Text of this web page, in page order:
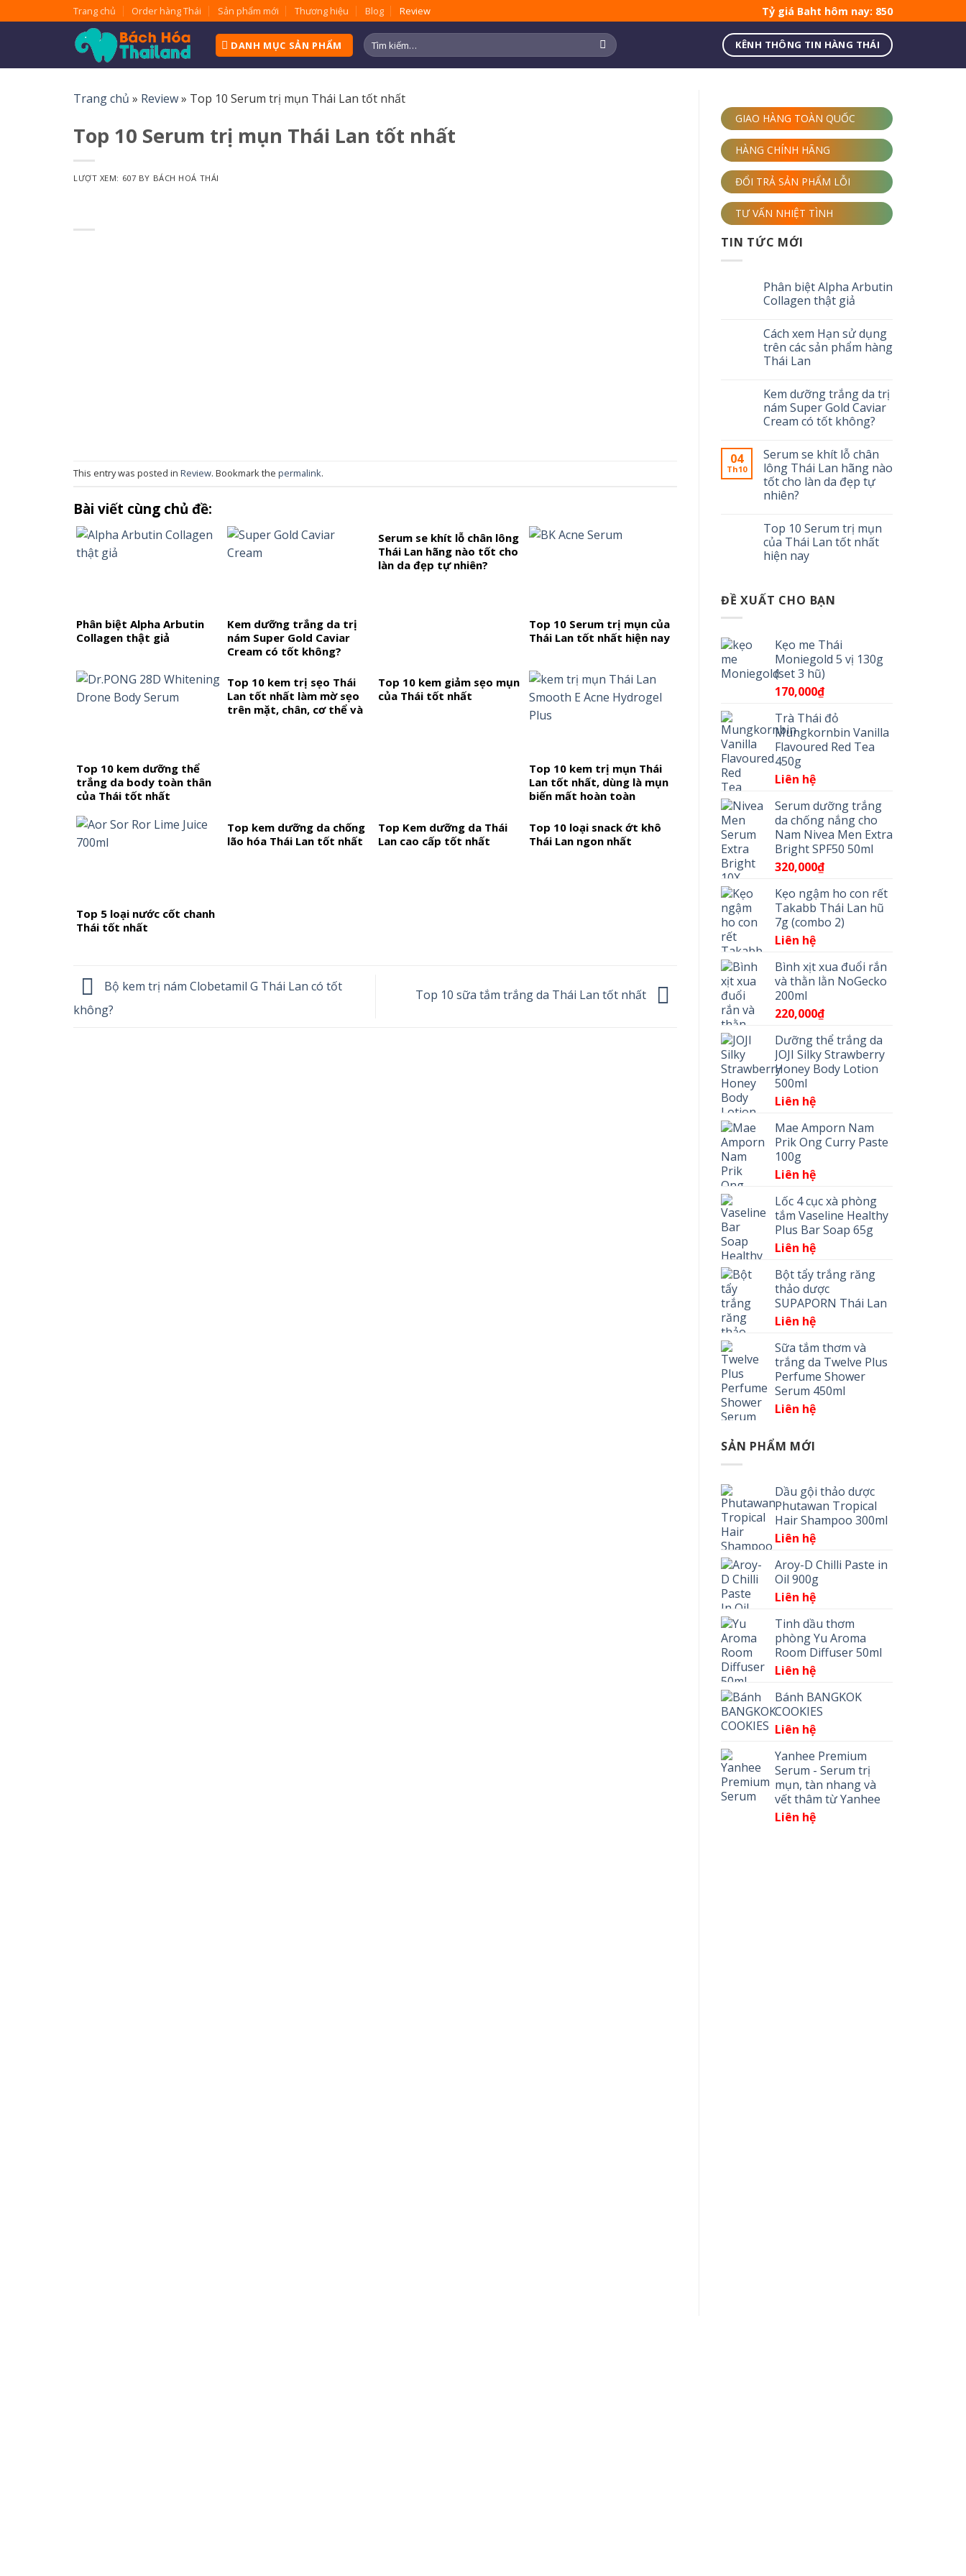
to
Trang chủ Order hàng Thái Sản phẩm mới Thương hiệu Blog Review Tỷ giá Baht hôm nay: 850
DANH MỤC SẢN PHẨM
Tìm
kiếm:
KÊNH THÔNG TIN HÀNG THÁI
Trang chủ » Review» Top 10 Serum trị mụn Thái Lan tốt nhất
Top 10 Serum trị mụn Thái Lan tốt nhất
LƯỢT XEM: 607 BY BÁCH HOÁ THÁI
This entry was posted in Review. Bookmark the permalink.
Bài viết cùng chủ đề:
Phân biệt Alpha Arbutin
Collagen thật giả
Kem dưỡng trắng da trị
nám Super Gold Caviar
Cream có tốt không?
Serum se khít lỗ chân lông
Thái Lan hãng nào tốt cho
làn da đẹp tự nhiên?
Top 10 Serum trị mụn của
Thái Lan tốt nhất hiện nay
Top 10 kem dưỡng thể
trắng da body toàn thân
của Thái tốt nhất
Top 10 kem trị sẹo Thái
Lan tốt nhất làm mờ sẹo
trên mặt, chân, cơ thể và
Top 10 kem giảm sẹo mụn
của Thái tốt nhất
Top 10 kem trị mụn Thái
Lan tốt nhất, dùng là mụn
biến mất hoàn toàn
Top 5 loại nước cốt chanh
Thái tốt nhất
Top kem dưỡng da chống
lão hóa Thái Lan tốt nhất
Top Kem dưỡng da Thái
Lan cao cấp tốt nhất
Top 10 loại snack ớt khô
Thái Lan ngon nhất
Bộ kem trị nám Clobetamil G Thái Lan có tốt
không?
Top 10 sữa tắm trắng da Thái Lan tốt nhất
GIAO HÀNG TOÀN QUỐC
HÀNG CHÍNH HÃNG
ĐỔI TRẢ SẢN PHẨM LỖI
TƯ VẤN NHIỆT TÌNH
TIN TỨC MỚI
Phân biệt Alpha Arbutin
Collagen thật giả
Cách xem Hạn sử dụng
trên các sản phẩm hàng
Thái Lan
Kem dưỡng trắng da trị
nám Super Gold Caviar
Cream có tốt không?
04
Th10
Serum se khít lỗ chân
lông Thái Lan hãng nào
tốt cho làn da đẹp tự
nhiên?
Top 10 Serum trị mụn
của Thái Lan tốt nhất
hiện nay
ĐỀ XUẤT CHO BẠN
Kẹo me Thái
Moniegold 5 vị 130g
(set 3 hũ)
170,000₫
Trà Thái đỏ
Mungkornbin Vanilla
Flavoured Red Tea
450g
Liên hệ
Serum dưỡng trắng
da chống nắng cho
Nam Nivea Men Extra
Bright SPF50 50ml
320,000₫
Kẹo ngậm ho con rết
Takabb Thái Lan hũ
7g (combo 2)
Liên hệ
Bình xịt xua đuổi rắn
và thằn lằn NoGecko
200ml
220,000₫
Dưỡng thể trắng da
JOJI Silky Strawberry
Honey Body Lotion
500ml
Liên hệ
Mae Amporn Nam
Prik Ong Curry Paste
100g
Liên hệ
Lốc 4 cục xà phòng
tắm Vaseline Healthy
Plus Bar Soap 65g
Liên hệ
Bột tẩy trắng răng
thảo dược
SUPAPORN Thái Lan
Liên hệ
Sữa tắm thơm và
trắng da Twelve Plus
Perfume Shower
Serum 450ml
Liên hệ
SẢN PHẨM MỚI
Dầu gội thảo dược
Phutawan Tropical
Hair Shampoo 300ml
Liên hệ
Aroy-D Chilli Paste in
Oil 900g
Liên hệ
Tinh dầu thơm
phòng Yu Aroma
Room Diffuser 50ml
Liên hệ
Bánh BANGKOK
COOKIES
Liên hệ
Yanhee Premium
Serum - Serum trị
mụn, tàn nhang và
vết thâm từ Yanhee
Liên hệ